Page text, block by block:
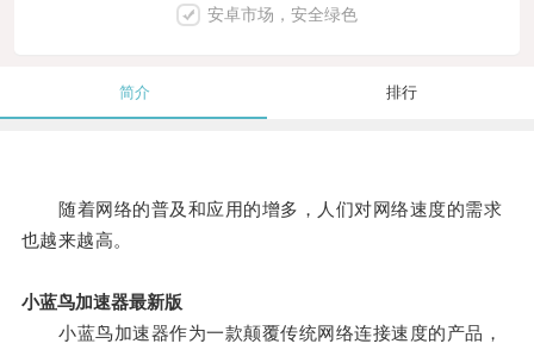
安卓市场，安全绿色
简介 排行
随着网络的普及和应用的增多，人们对网络速度的需求
也越来越高。
小蓝鸟加速器最新版
小蓝鸟加速器作为一款颠覆传统网络连接速度的产品，